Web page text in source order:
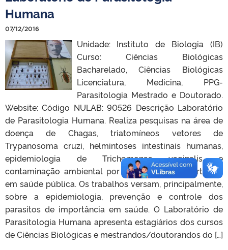
Humana
07/12/2016
Unidade: Instituto de Biologia (IB)
Curso: Ciências Biológicas
Bacharelado, Ciências Biológicas
Licenciatura, Medicina, PPG-
Parasitologia Mestrado e Doutorado.
Website: Código NULAB: 90526 Descrição Laboratório
de Parasitologia Humana. Realiza pesquisas na área de
doença de Chagas, triatomíneos vetores de
Trypanosoma cruzi, helmintoses intestinais humanas,
epidemiologia de Trichomonas vaginalis e
contaminação ambiental por parasitos de importância
em saúde pública. Os trabalhos versam, principalmente,
sobre a epidemiologia, prevenção e controle dos
parasitos de importância em saúde. O Laboratório de
Parasitologia Humana apresenta estagiários dos cursos
de Ciências Biológicas e mestrandos/doutorandos do […]